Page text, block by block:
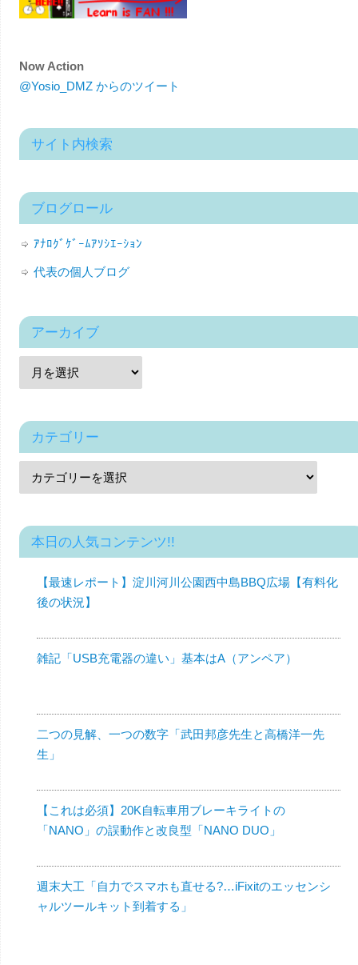
Now Action
@Yosio_DMZ からのツイート
サイト内検索
ブログロール
ｱﾅﾛｸﾞｹﾞｰﾑｱｿｼｴｰｼｮﾝ
代表の個人ブログ
アーカイブ
カテゴリー
本日の人気コンテンツ!!
【最速レポート】淀川河川公園西中島BBQ広場【有料化
後の状況】
雑記「USB充電器の違い」基本はA（アンペア）
二つの見解、一つの数字「武田邦彦先生と高橋洋一先
生」
【これは必須】20K自転車用ブレーキライトの
「NANO」の誤動作と改良型「NANO DUO」
週末大工「自力でスマホも直せる?…iFixitのエッセンシ
ャルツールキット到着する」